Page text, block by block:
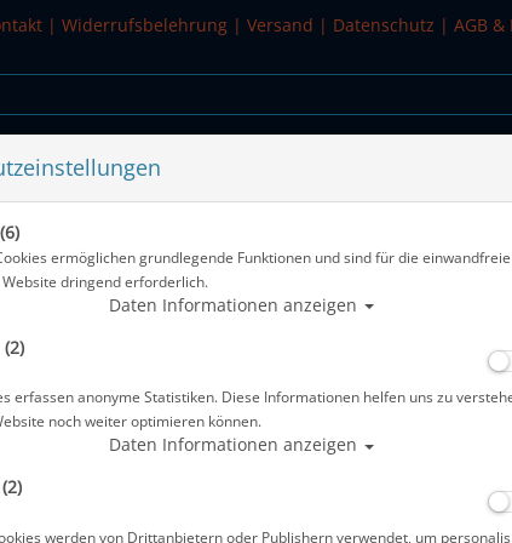
| Widerrufsbelehrung | Versand | Datenschutz | AGB
WASSERSPORT SALE
- rauhe Oberfläche - schwarz
Polaris Latex Handschuhe passend
Artikelnr.: pol-70921master
ermöglichen grundlegende Funktionen und sind für die einwandfreie
Website dringend erforderlich.
Daten Informationen anzeigen
erfassen anonyme Statistiken. Diese Informationen helfen uns zu
noch weiter optimieren können.
Daten Informationen anzeigen
werden von Drittanbietern oder Publishern verwendet, um